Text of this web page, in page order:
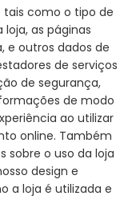
como o tipo de
as páginas
e outros dados de
de serviços
de segurança,
de modo
ao utilizar
online. Também
o uso da loja
design e
a loja é utilizada e